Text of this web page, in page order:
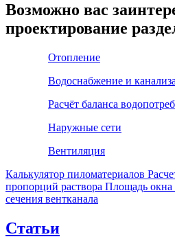
Возможно вас
проектирование
Отопление
Водоснабжение и
Расчёт баланса
Наружные сети
Вентиляция
Калькулятор пиломатериалов
пропорций раствора Площадь окна
сечения вентканала
Статьи